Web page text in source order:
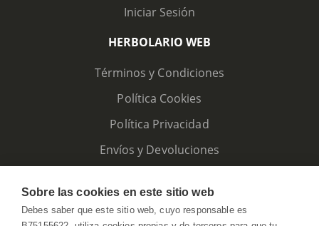
Iniciar Sesión
HERBOLARIO WEB
Términos y Condiciones
Política Cookies
Política Privacidad
Envíos y Devoluciones
Sobre las cookies en este sitio web
Debes saber que este sitio web, cuyo responsable es